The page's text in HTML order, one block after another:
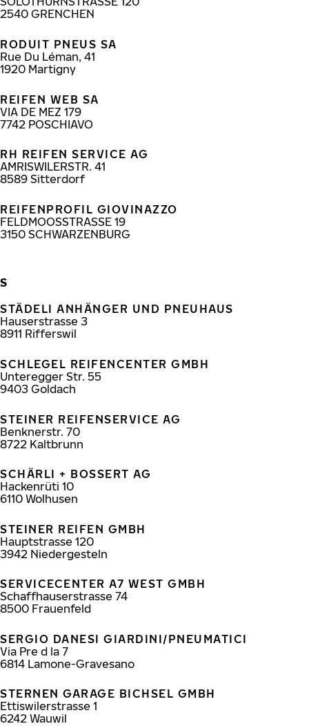
2540 GRENCHEN
RODUIT PNEUS SA
Rue Du Léman, 41
1920 Martigny
REIFEN WEB SA
VIA DE MEZ 179
7742 POSCHIAVO
RH REIFEN SERVICE AG
AMRISWILERSTR. 41
8589 Sitterdorf
REIFENPROFIL GIOVINAZZO
FELDMOOSSTRASSE 19
3150 SCHWARZENBURG
S
STÄDELI ANHÄNGER UND PNEUHAUS
Hauserstrasse 3
8911 Rifferswil
SCHLEGEL REIFENCENTER GMBH
Unteregger Str. 55
9403 Goldach
STEINER REIFENSERVICE AG
Benknerstr. 70
8722 Kaltbrunn
SCHÄRLI + BOSSERT AG
Hackenrüti 10
6110 Wolhusen
STEINER REIFEN GMBH
Hauptstrasse 120
3942 Niedergesteln
SERVICECENTER A7 WEST GMBH
Schaffhauserstrasse 74
8500 Frauenfeld
SERGIO DANESI GIARDINI/PNEUMATICI
Via Pre d la 7
6814 Lamone-Gravesano
STERNEN GARAGE BICHSEL GMBH
Ettiswilerstrasse 1
6242 Wauwil